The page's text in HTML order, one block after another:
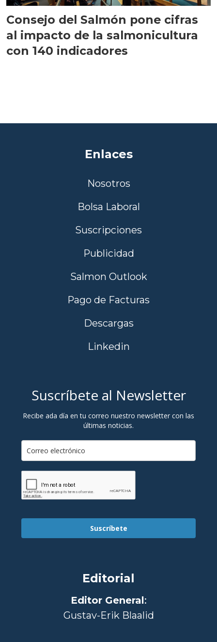
Consejo del Salmón pone cifras
al impacto de la salmonicultura
con 140 indicadores
Enlaces
Nosotros
Bolsa Laboral
Suscripciones
Publicidad
Salmon Outlook
Pago de Facturas
Descargas
Linkedin
Suscríbete al Newsletter
Recibe ada día en tu correo nuestro newsletter con las
últimas noticias.
Suscríbete
Editorial
Editor General:
Gustav-Erik Blaalid